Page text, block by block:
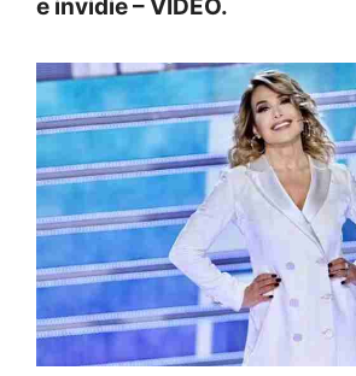
e invidie – VIDEO.